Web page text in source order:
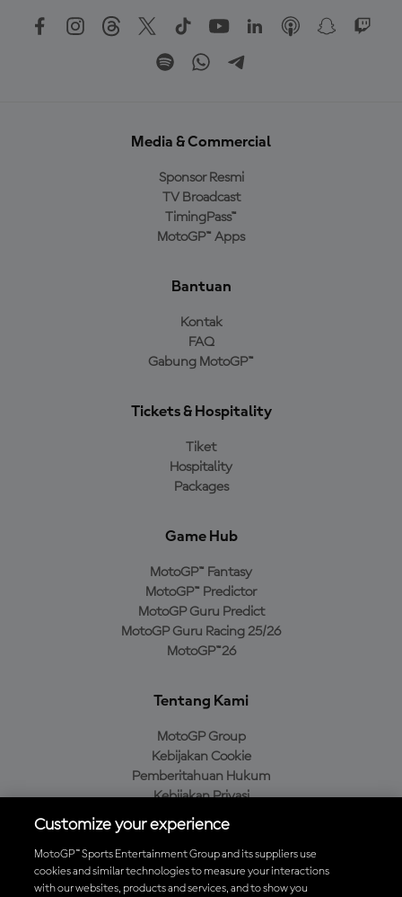
Media & Commercial
Sponsor Resmi
TV Broadcast
TimingPass™
MotoGP™ Apps
Bantuan
Kontak
FAQ
Gabung MotoGP™
Tickets & Hospitality
Tiket
Hospitality
Packages
Game Hub
MotoGP™ Fantasy
MotoGP™ Predictor
MotoGP Guru Predict
MotoGP Guru Racing 25/26
MotoGP™26
Tentang Kami
MotoGP Group
Kebijakan Cookie
Pemberitahuan Hukum
Kebijakan Privasi
Kebijakan Pembelian
Unduh Aplikasi Resmi MotoGP™
Customize your experience
MotoGP™ Sports Entertainment Group and its suppliers use
cookies and similar technologies to measure your interactions
with our websites, products and services, and to show you